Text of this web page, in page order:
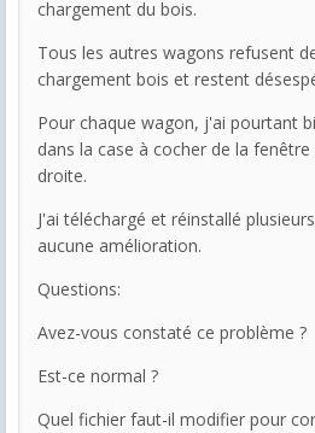
chargement du bois.
Tous les autres wagons refusent
chargement bois et restent
Pour chaque wagon, j'ai pourtant
dans la case à cocher de la
droite.
J'ai téléchargé et réinstallé
aucune amélioration.
Questions:
Avez-vous constaté ce problème ?
Est-ce normal ?
Quel fichier faut-il modifier pour